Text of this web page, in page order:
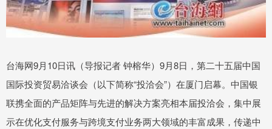
台海网9月10日讯（导报记者 钟榕华）9月8日，第二十五届中国
国际投资贸易洽谈会（以下简称“投洽会”）在厦门启幕。中国银
联携全面的产品矩阵与先进的解决方案亮相本届投洽会，集中展
示在优化支付服务与跨境支付业务两大领域的丰富成果，传递中